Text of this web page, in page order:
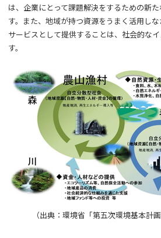
は、企業にとって課題解決をするための新
す。また、地域が持つ資源をうまく活用し
サービスとして提供することは、社会的な
す。
（出典：環境省「第五次環境基本計